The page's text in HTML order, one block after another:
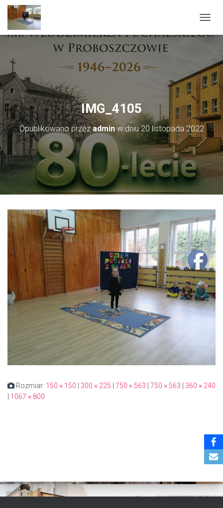
IMG_4105
Opublikowano przezadminw dniu20 listopada 2022
Rozmiar: 150 × 150 300 × 225 750 × 563 750 × 563
360 × 240
1067 × 800